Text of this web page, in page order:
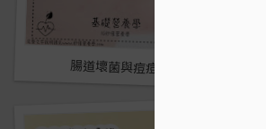
腸道壞菌與痘痘